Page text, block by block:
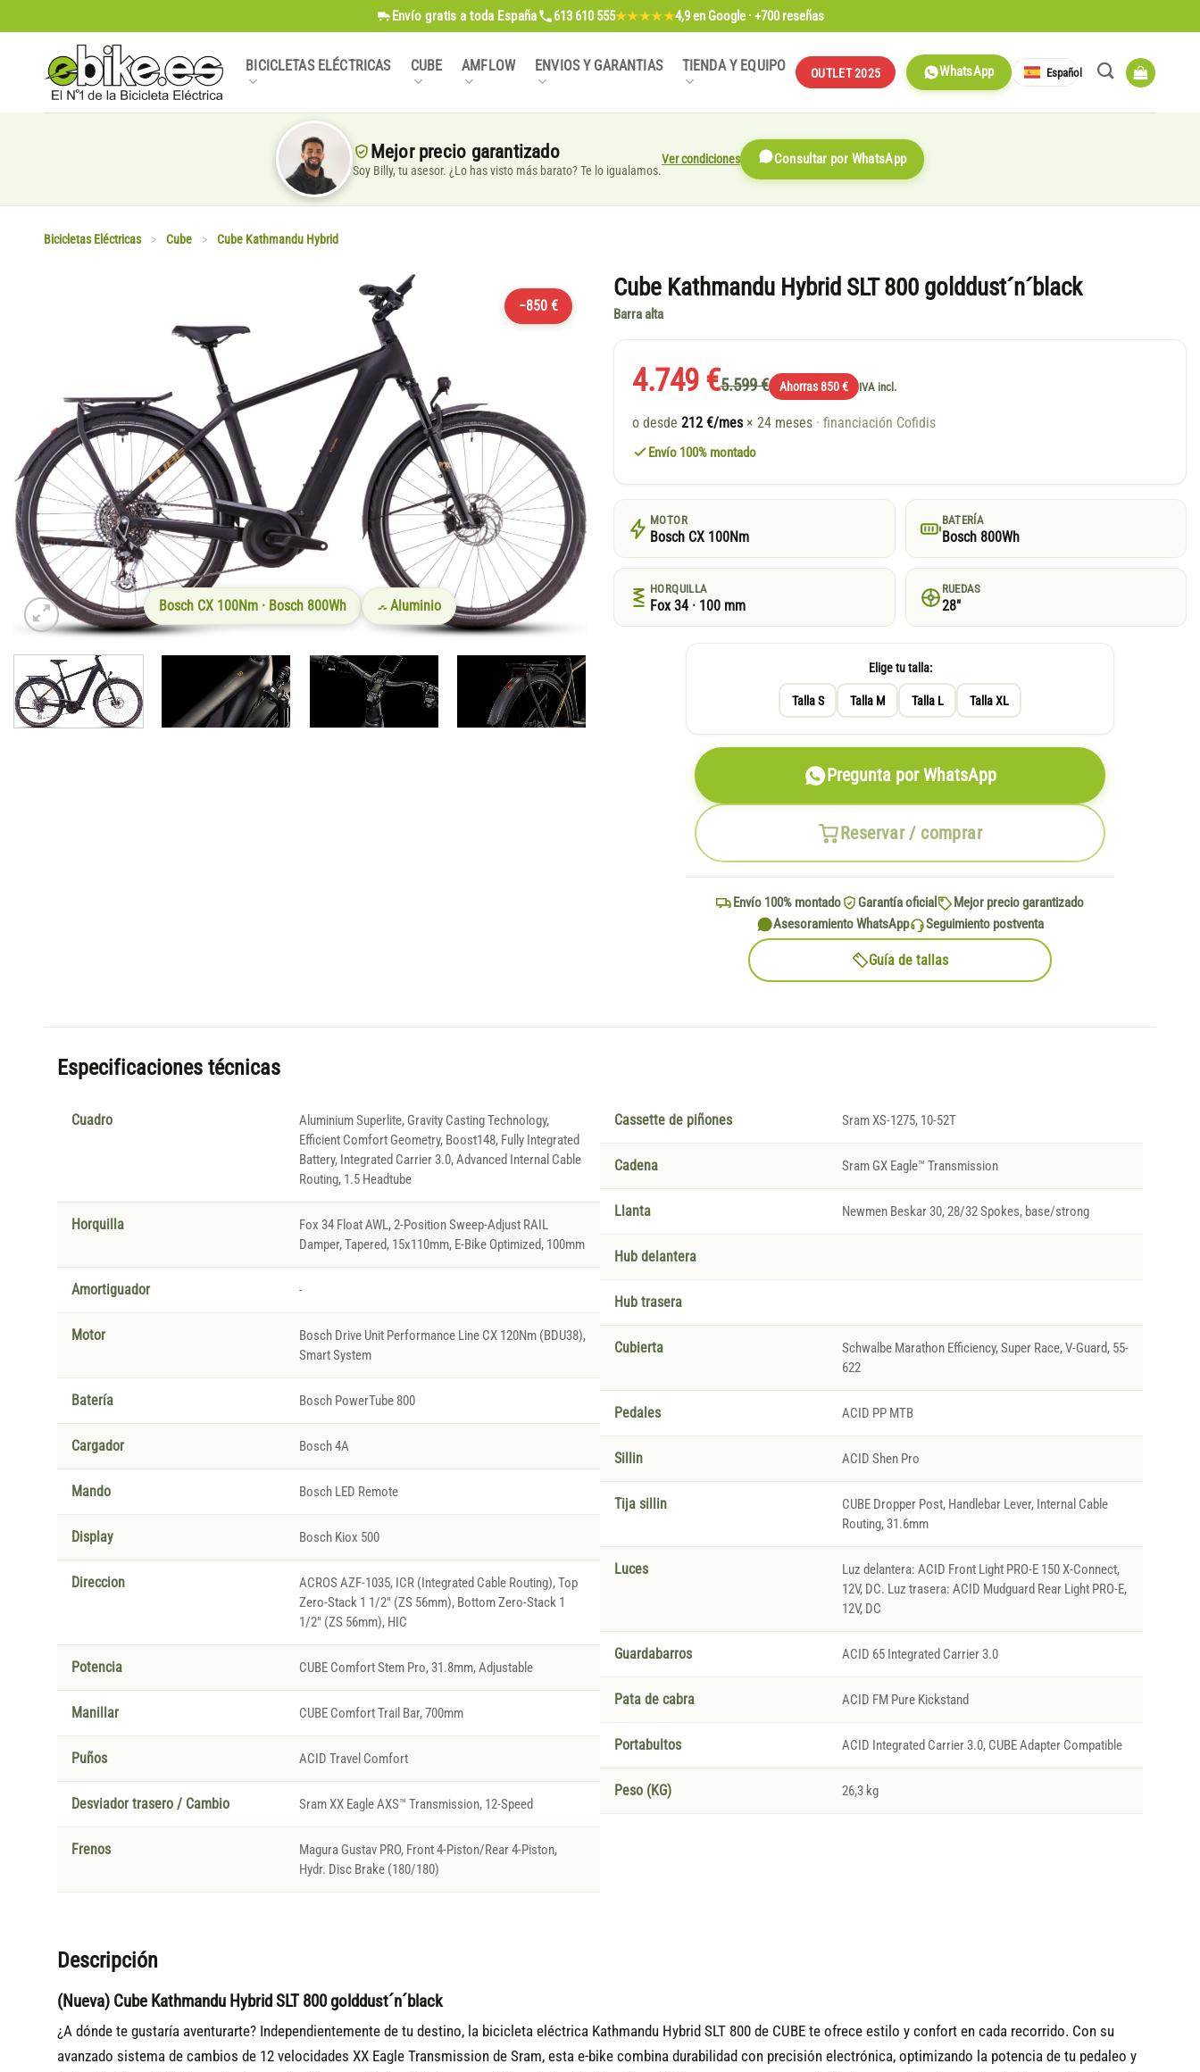
al
contenido
Envío gratis a toda España 613 610 555★★★★★4,9en Google · +700 reseñas
BICICLETAS ELÉCTRICAS CUBE AMFLOW ENVIOS Y GARANTIAS TIENDA Y EQUIPO OUTLET 2025 WhatsApp Español
Mejor precio garantizado
Soy Billy, tu asesor. ¿Lo has visto más barato? Te lo igualamos.
Ver condiciones Consultar por WhatsApp
Bicicletas Eléctricas > Cube > Cube Kathmandu Hybrid
−850 €
Bosch CX 100Nm · Bosch 800Wh Aluminio
Cube Kathmandu Hybrid SLT 800 golddust´n´black
Barra alta
4.749 €5.599 € Ahorras 850 € IVA incl.
o desde 212 €/mes × 24 meses · financiación Cofidis
Envío 100% montado
MOTOR
Bosch CX 100Nm
BATERÍA
Bosch 800Wh
HORQUILLA
Fox 34 · 100 mm
RUEDAS
28"
Elige tu talla:
Talla S Talla M Talla L Talla XL
Reservar / comprar
Pregunta por WhatsApp
Envío 100% montado Garantía oficial
Mejor precio garantizado
Asesoramiento WhatsApp
Seguimiento postventa
Guía de tallas
Especificaciones técnicas
Cuadro
Aluminium Superlite, Gravity Casting Technology,
Efficient Comfort Geometry, Boost148, Fully Integrated
Battery, Integrated Carrier 3.0, Advanced Internal Cable
Routing, 1.5 Headtube
Horquilla
Fox 34 Float AWL, 2-Position Sweep-Adjust RAIL
Damper, Tapered, 15x110mm, E-Bike Optimized, 100mm
Amortiguador -
Motor
Bosch Drive Unit Performance Line CX 120Nm (BDU38),
Smart System
Batería Bosch PowerTube 800
Cargador Bosch 4A
Mando Bosch LED Remote
Display Bosch Kiox 500
Direccion
ACROS AZF-1035, ICR (Integrated Cable Routing), Top
Zero-Stack 1 1/2" (ZS 56mm), Bottom Zero-Stack 1
1/2" (ZS 56mm), HIC
Potencia CUBE Comfort Stem Pro, 31.8mm, Adjustable
Manillar CUBE Comfort Trail Bar, 700mm
Puños ACID Travel Comfort
Desviador trasero / Cambio Sram XX Eagle AXS™ Transmission, 12-Speed
Frenos
Magura Gustav PRO, Front 4-Piston/Rear 4-Piston,
Hydr. Disc Brake (180/180)
Cassette de piñones Sram XS-1275, 10-52T
Cadena Sram GX Eagle™ Transmission
Llanta Newmen Beskar 30, 28/32 Spokes, base/strong
Hub delantera
Hub trasera
Cubierta
Schwalbe Marathon Efficiency, Super Race, V-Guard, 55-
622
Pedales ACID PP MTB
Sillin ACID Shen Pro
Tija sillin
CUBE Dropper Post, Handlebar Lever, Internal Cable
Routing, 31.6mm
Luces
Luz delantera: ACID Front Light PRO-E 150 X-Connect,
12V, DC. Luz trasera: ACID Mudguard Rear Light PRO-E,
12V, DC
Guardabarros ACID 65 Integrated Carrier 3.0
Pata de cabra ACID FM Pure Kickstand
Portabultos ACID Integrated Carrier 3.0, CUBE Adapter Compatible
Peso (KG) 26,3 kg
Descripción
(Nueva) Cube Kathmandu Hybrid SLT 800 golddust´n´black
¿A dónde te gustaría aventurarte? Independientemente de tu destino, la bicicleta eléctrica Kathmandu Hybrid SLT 800 de CUBE te ofrece estilo y confort en cada recorrido. Con su
avanzado sistema de cambios de 12 velocidades XX Eagle Transmission de Sram, esta e-bike combina durabilidad con precisión electrónica, optimizando la potencia de tu pedaleo y